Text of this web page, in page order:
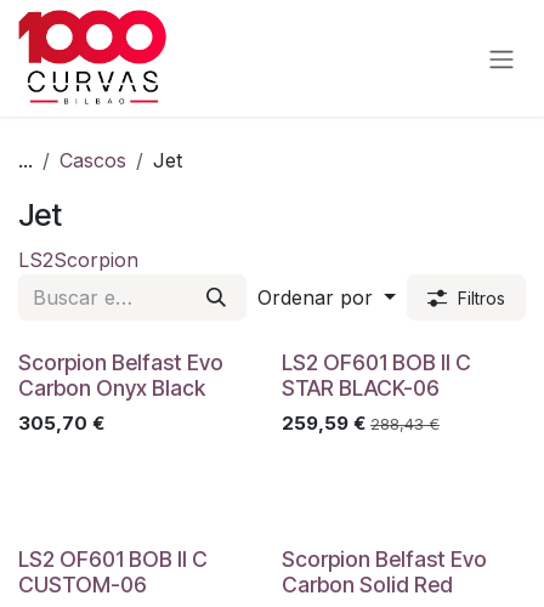
Ir al contenido
... Cascos Jet
Jet
LS2Scorpion
Ordenar por
Filtros
Scorpion Belfast Evo
Carbon Onyx Black
305,70 €
LS2 OF601 BOB II C
STAR BLACK-06
259,59€ 288,43€
LS2 OF601 BOB II C
CUSTOM-06
Scorpion Belfast Evo
Carbon Solid Red